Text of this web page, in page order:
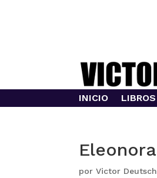
INICIO LIBROS
Eleonora
porVictor Deutsch